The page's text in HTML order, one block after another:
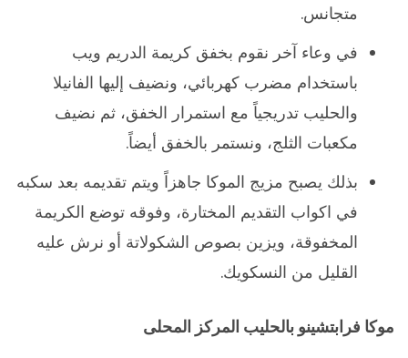
متجانس.
في وعاء آخر نقوم بخفق كريمة الدريم ويب
باستخدام مضرب كهربائي، ونضيف إليها الفانيلا
والحليب تدريجياً مع استمرار الخفق، ثم نضيف
مكعبات الثلج، ونستمر بالخفق أيضاً.
بذلك يصبح مزيج الموكا جاهزاً ويتم تقديمه بعد سكبه
في اكواب التقديم المختارة، وفوقه توضع الكريمة
المخفوقة، ويزين بصوص الشكولاتة أو نرش عليه
القليل من النسكويك.
موكا فرابتشينو بالحليب المركز المحلى